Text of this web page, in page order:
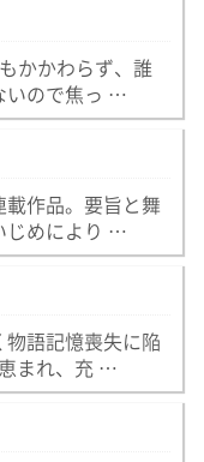
かかわらず、誰
いので焦っ …
作品。要旨と舞
じめにより …
物語記憶喪失に陥
まれ、充 …